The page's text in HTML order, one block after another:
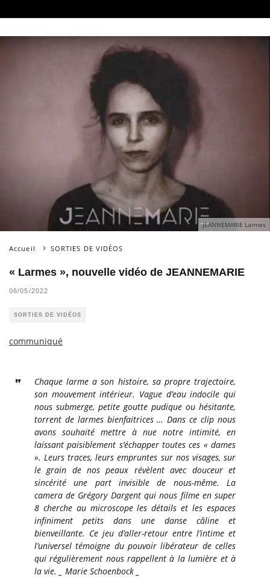
JEANNEMARIE Larmes
Accueil SORTIES DE VIDÉOS
« Larmes », nouvelle vidéo de JEANNEMARIE
06/05/2022
SORTIES DE VIDÉOS
communiqué
Chaque larme a son histoire, sa propre trajectoire,
son mouvement intérieur. Vague d’eau indocile qui
nous submerge, petite goutte pudique ou hésitante,
torrent de larmes bienfaitrices … Dans ce clip nous
avons souhaité mettre à nue notre intimité, en
laissant paisiblement s’échapper toutes ces « dames
». Leurs traces, leurs empruntes sur nos visages, sur
le grain de nos peaux révèlent avec douceur et
sincérité une part invisible de nous-même. La
camera de Grégory Dargent qui nous filme en super
8 cherche au microscope les détails et les espaces
infiniment petits dans une danse câline et
bienveillante. Ce jeu d’aller-retour entre l’intime et
l’universel témoigne du pouvoir libérateur de celles
qui régulièrement nous rappellent à la lumière et à
la vie. _ Marie Schoenbock _